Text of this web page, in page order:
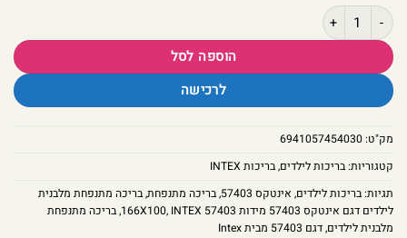
כמות של בריכה מתנפחת מלבנית לילדים, דגם 57403 מבית Intex
הוספה לסל
לרכישה
מק"ט:6941057454030
קטגוריות:בריכות לילדים,בריכות INTEX
תגיות:בריכות לילדים, אינטקס 57403 ,בריכה מתנפחת,בריכה מתנפחת מלבנית
לילדים דגם אינטקס 57403 מידות 166X100
, INTEX 57403
,בריכה מתנפחת
מלבנית לילדים,דגם 57403 מבית Intex